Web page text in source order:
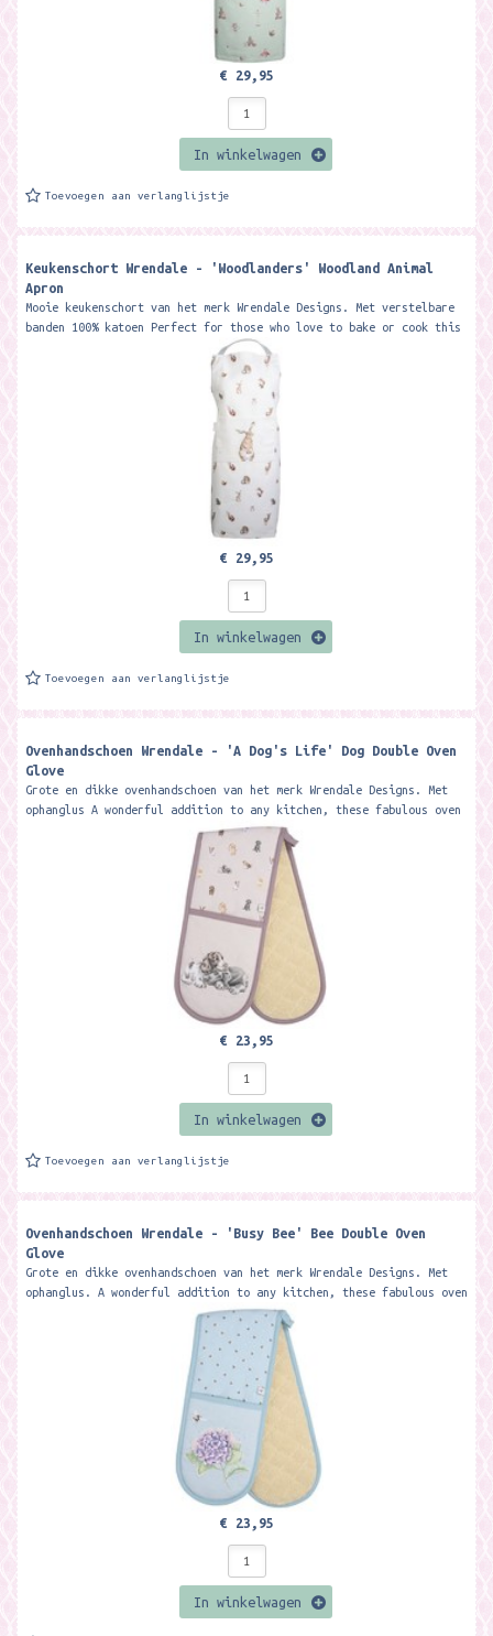
€ 29,95
In winkelwagen
Toevoegen aan verlanglijstje
Keukenschort Wrendale - 'Woodlanders' Woodland Animal
Apron
Mooie keukenschort van het merk Wrendale Designs. Met verstelbare
banden 100% katoen Perfect for those who love to bake or cook this
€ 29,95
In winkelwagen
Toevoegen aan verlanglijstje
Ovenhandschoen Wrendale - 'A Dog's Life' Dog Double Oven
Glove
Grote en dikke ovenhandschoen van het merk Wrendale Designs. Met
ophanglus A wonderful addition to any kitchen, these fabulous oven
€ 23,95
In winkelwagen
Toevoegen aan verlanglijstje
Ovenhandschoen Wrendale - 'Busy Bee' Bee Double Oven
Glove
Grote en dikke ovenhandschoen van het merk Wrendale Designs. Met
ophanglus. A wonderful addition to any kitchen, these fabulous oven
€ 23,95
In winkelwagen